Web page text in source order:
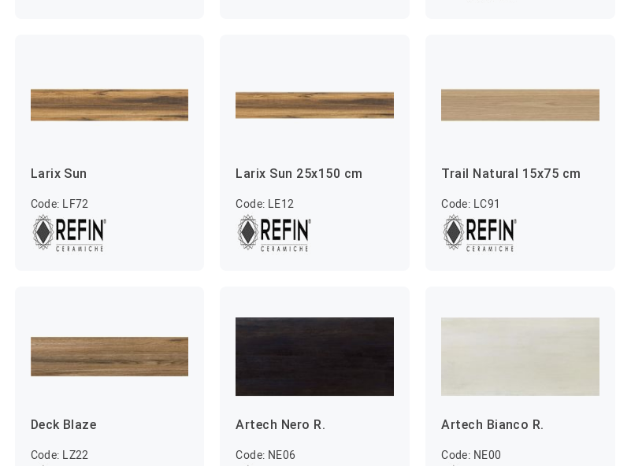
Larix Sun
Code: LF72
Larix Sun 25x150 cm
Code: LE12
Trail Natural 15x75 cm
Code: LC91
Deck Blaze
Code: LZ22
Artech Nero R.
Code: NE06
Artech Bianco R.
Code: NE00